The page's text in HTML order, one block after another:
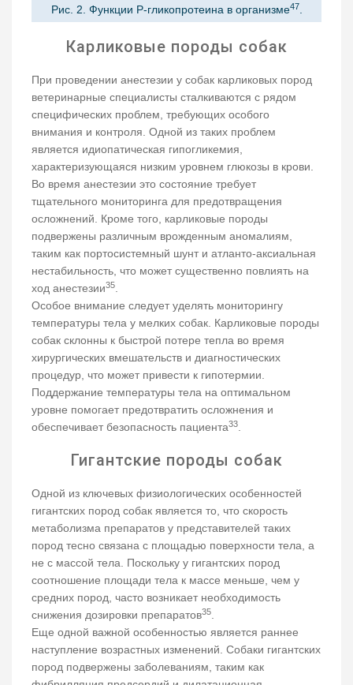
Рис. 2. Функции Р-гликопротеина в организме47
Карликовые породы собак
При проведении анестезии у собак карликовых пород
ветеринарные специалисты сталкиваются с рядом
специфических проблем, требующих особого
внимания и контроля. Одной из таких проблем
является идиопатическая гипогликемия,
характеризующаяся низким уровнем глюкозы в крови.
Во время анестезии это состояние требует
тщательного мониторинга для предотвращения
осложнений. Кроме того, карликовые породы
подвержены различным врожденным аномалиям,
таким как портосистемный шунт и атланто-аксиальная
нестабильность, что может существенно повлиять на
ход анестезии35
Особое внимание следует уделять мониторингу
температуры тела у мелких собак. Карликовые породы
собак склонны к быстрой потере тепла во время
хирургических вмешательств и диагностических
процедур, что может привести к гипотермии.
Поддержание температуры тела на оптимальном
уровне помогает предотвратить осложнения и
обеспечивает безопасность пациента33
Гигантские породы собак
Одной из ключевых физиологических особенностей
гигантских пород собак является то, что скорость
метаболизма препаратов у представителей таких
пород тесно связана с площадью поверхности тела, а
не с массой тела. Поскольку у гигантских пород
соотношение площади тела к массе меньше, чем у
средних пород, часто возникает необходимость
снижения дозировки препаратов35
Еще одной важной особенностью является раннее
наступление возрастных изменений. Собаки гигантских
пород подвержены заболеваниям, таким как